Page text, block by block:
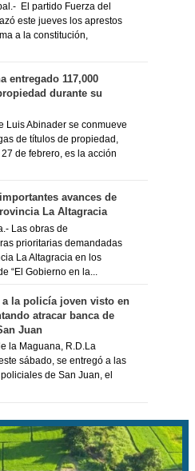
El partido Fuerza del
este jueves los aprestos
a la constitución,
entregado 117,000
durante su
Luis Abinader se conmueve
de títulos de propiedad,
de febrero, es la acción
avances de
La Altagracia
Las obras de
prioritarias demandadas
La Altagracia en los
“El Gobierno en la...
a la policía joven visto en
atracar banca de
Juan
la Maguana, R.D.La
sábado, se entregó a las
de San Juan, el